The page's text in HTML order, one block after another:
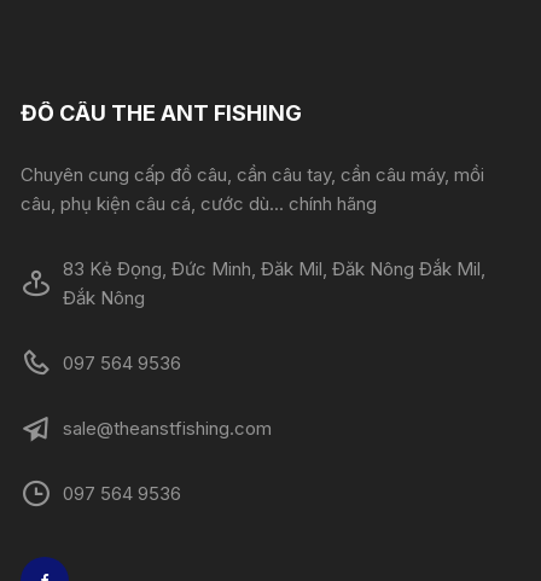
ĐỒ CÂU THE ANT FISHING
Chuyên cung cấp đồ câu, cần câu tay, cần câu máy, mồi
câu, phụ kiện câu cá, cước dù... chính hãng
83 Kẻ Đọng, Đức Minh, Đăk Mil, Đăk Nông Đắk Mil,
Đắk Nông
097 564 9536
sale@theanstfishing.com
097 564 9536